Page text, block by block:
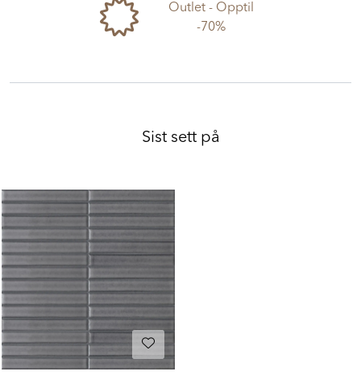
Outlet - Opptil
-70%
Sist sett på